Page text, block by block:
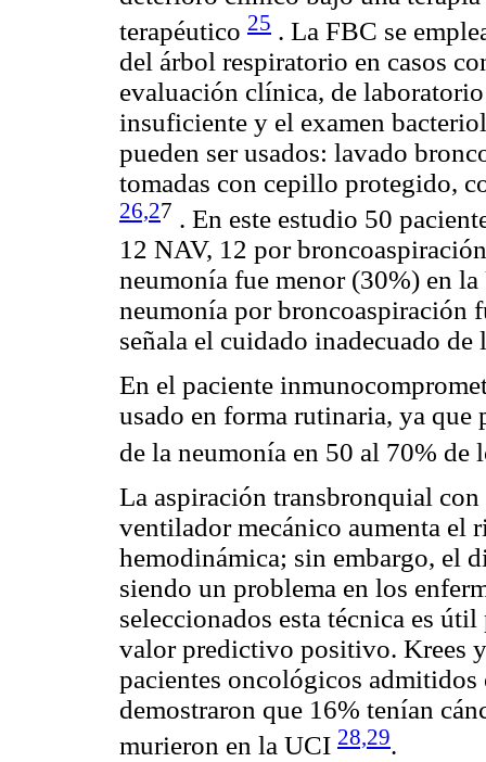
terapéutico 25 . La FBC se
del árbol respiratorio en casos
evaluación clínica, de
insuficiente y el examen
pueden ser usados: lavado
tomadas con cepillo protegido,
26,27 . En este estudio 50
12 NAV, 12 por
neumonía fue menor (30%) en
neumonía por broncoaspiración
señala el cuidado inadecuado de
En el paciente
usado en forma rutinaria, ya
de la neumonía en 50 al 70% de
La aspiración transbronquial
ventilador mecánico aumenta el
hemodinámica; sin embargo, el
siendo un problema en los
seleccionados esta técnica es
valor predictivo positivo. Krees
pacientes oncológicos admitidos
demostraron que 16% tenían
murieron en la UCI 28,29.